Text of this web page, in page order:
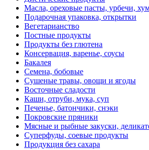
Масла, ореховые пасты, урбечи,
Подарочная упаковка, открытки
Вегетарианство
Постные продукты
Продукты без глютена
Консервация, варенье, соусы
Бакалея
Семена, бобовые
Сушеные травы, овощи и ягоды
Восточные сладости
Каши, отруби, мука, суп
Печенье, батончики, снэки
Покровские пряники
Мясные и рыбные закуски,
Суперфуды, соевые продукты
Продукция без сахара